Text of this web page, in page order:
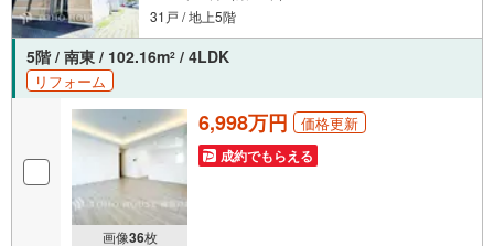
31戸 / 地上5階
5階 / 南東 / 102.16m2 / 4LDK
リフォーム
画像36枚
6,998万円 価格更新
成約でもらえる